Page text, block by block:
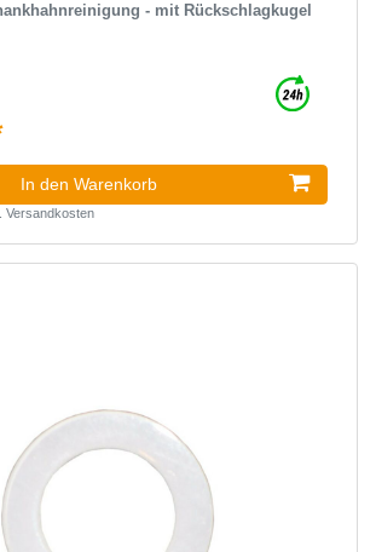
- mit Rückschlagkugel
In den Warenkorb
Versandkosten